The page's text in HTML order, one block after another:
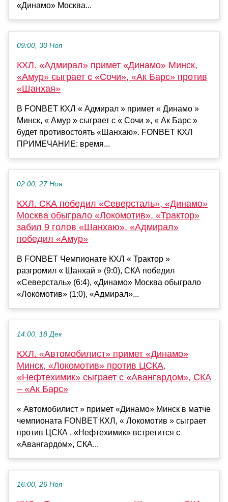
«Динамо» Москва...
09:00, 30 Ноя
КХЛ. «Адмирал» примет «Динамо» Минск,
«Амур» сыграет с «Сочи», «Ак Барс» против
«Шанхая»
В FONBET КХЛ « Адмирал » примет « Динамо »
Минск, « Амур » сыграет с « Сочи », « Ак Барс »
будет противостоять «Шанхаю». FONBET КХЛ
ПРИМЕЧАНИЕ: время...
02:00, 27 Ноя
КХЛ. СКА победил «Северсталь», «Динамо»
Москва обыграло «Локомотив», «Трактор»
забил 9 голов «Шанхаю», «Адмирал»
победил «Амур»
В FONBET Чемпионате КХЛ « Трактор »
разгромил « Шанхай » (9:0), СКА победил
«Северсталь» (6:4), «Динамо» Москва обыграло
«Локомотив» (1:0), «Адмирал»...
14:00, 18 Дек
КХЛ. «Автомобилист» примет «Динамо»
Минск, «Локомотив» против ЦСКА,
«Нефтехимик» сыграет с «Авангардом», СКА
– «Ак Барс»
« Автомобилист » примет «Динамо» Минск в матче
чемпионата FONBET КХЛ, « Локомотив » сыграет
против ЦСКА , «Нефтехимик» встретится с
«Авангардом», СКА...
16:00, 26 Ноя